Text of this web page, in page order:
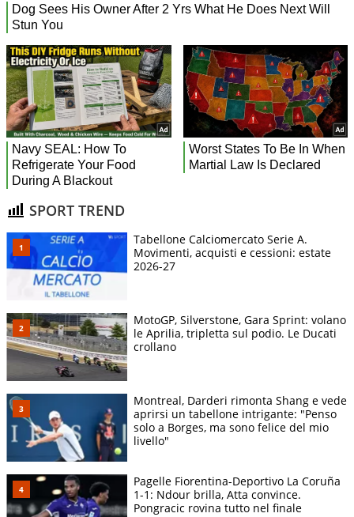
SPORT TREND
Tabellone Calciomercato Serie A.
Movimenti, acquisti e cessioni: estate
2026-27
MotoGP, Silverstone, Gara Sprint: volano
le Aprilia, tripletta sul podio. Le Ducati
crollano
Montreal, Darderi rimonta Shang e vede
aprirsi un tabellone intrigante: "Penso
solo a Borges, ma sono felice del mio
livello"
Pagelle Fiorentina-Deportivo La Coruña
1-1: Ndour brilla, Atta convince.
Pongracic rovina tutto nel finale